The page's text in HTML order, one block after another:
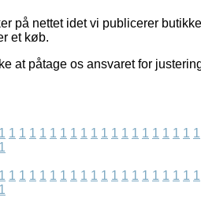
på nettet idet vi publicerer
et køb.
at påtage os ansvaret for
1 1 1 1 1 1 1 1 1 1 1 1 1 1 1 1 1 1 1 1
1
1 1 1 1 1 1 1 1 1 1 1 1 1 1 1 1 1 1 1 1
1